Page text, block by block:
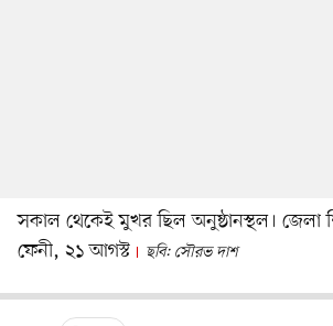
সকাল থেকেই মুখর ছিল অনুষ্ঠানস্থল। জেলা
ফেনী, ২১ আগস্ট
ছবি: সৌরভ দাশ